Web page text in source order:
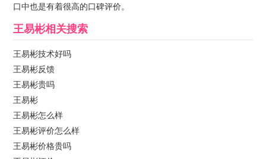
口中也是有着很高的口碑评价。
王易彬相关搜索
王易彬技术好吗
王易彬反馈
王易彬贵吗
王易彬
王易彬怎么样
王易彬评价怎么样
王易彬价格贵吗